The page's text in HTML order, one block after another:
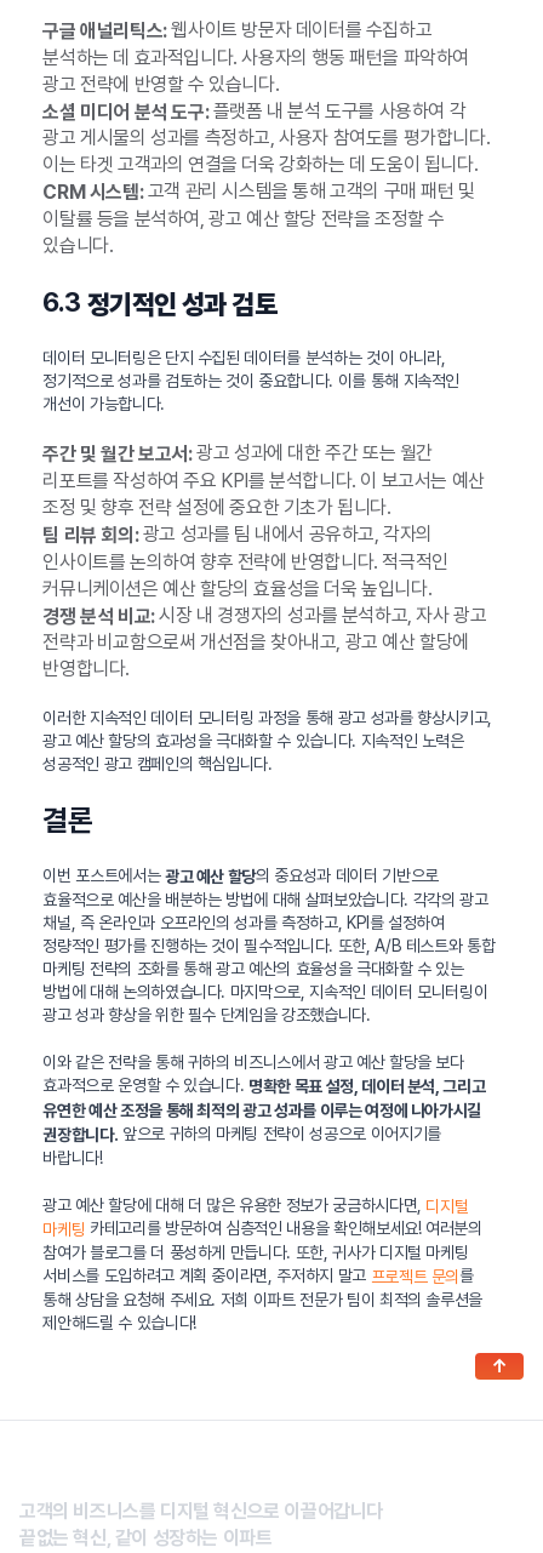
구글 애널리틱스:웹사이트 방문자 데이터를 수집하고
분석하는 데 효과적입니다. 사용자의 행동 패턴을 파악하여
광고 전략에 반영할 수 있습니다.
소셜 미디어 분석 도구:플랫폼 내 분석 도구를 사용하여 각
광고 게시물의 성과를 측정하고, 사용자 참여도를 평가합니다.
이는 타겟 고객과의 연결을 더욱 강화하는 데 도움이 됩니다.
CRM 시스템:고객 관리 시스템을 통해 고객의 구매 패턴 및
이탈률 등을 분석하여, 광고 예산 할당 전략을 조정할 수
있습니다.
6.3 정기적인 성과 검토
데이터 모니터링은 단지 수집된 데이터를 분석하는 것이 아니라,
정기적으로 성과를 검토하는 것이 중요합니다. 이를 통해 지속적인
개선이 가능합니다.
주간 및 월간 보고서:광고 성과에 대한 주간 또는 월간
리포트를 작성하여 주요 KPI를 분석합니다. 이 보고서는 예산
조정 및 향후 전략 설정에 중요한 기초가 됩니다.
팀 리뷰 회의:광고 성과를 팀 내에서 공유하고, 각자의
인사이트를 논의하여 향후 전략에 반영합니다. 적극적인
커뮤니케이션은 예산 할당의 효율성을 더욱 높입니다.
경쟁 분석 비교:시장 내 경쟁자의 성과를 분석하고, 자사 광고
전략과 비교함으로써 개선점을 찾아내고, 광고 예산 할당에
반영합니다.
이러한 지속적인 데이터 모니터링 과정을 통해 광고 성과를 향상시키고,
광고 예산 할당의 효과성을 극대화할 수 있습니다. 지속적인 노력은
성공적인 광고 캠페인의 핵심입니다.
결론
이번 포스트에서는광고 예산 할당의 중요성과 데이터 기반으로
효율적으로 예산을 배분하는 방법에 대해 살펴보았습니다. 각각의 광고
채널, 즉 온라인과 오프라인의 성과를 측정하고, KPI를 설정하여
정량적인 평가를 진행하는 것이 필수적입니다. 또한, A/B 테스트와 통합
마케팅 전략의 조화를 통해 광고 예산의 효율성을 극대화할 수 있는
방법에 대해 논의하였습니다. 마지막으로, 지속적인 데이터 모니터링이
광고 성과 향상을 위한 필수 단계임을 강조했습니다.
이와 같은 전략을 통해 귀하의 비즈니스에서 광고 예산 할당을 보다
효과적으로 운영할 수 있습니다. 명확한 목표 설정, 데이터 분석, 그리고
유연한 예산 조정을 통해 최적의 광고 성과를 이루는 여정에 나아가시길
권장합니다. 앞으로 귀하의 마케팅 전략이 성공으로 이어지기를
바랍니다!
광고 예산 할당에 대해 더 많은 유용한 정보가 궁금하시다면, 디지털
마케팅 카테고리를 방문하여 심층적인 내용을 확인해보세요! 여러분의
참여가 블로그를 더 풍성하게 만듭니다. 또한, 귀사가 디지털 마케팅
서비스를 도입하려고 계획 중이라면, 주저하지 말고 프로젝트 문의 를
통해 상담을 요청해 주세요. 저희 이파트 전문가 팀이 최적의 솔루션을
제안해드릴 수 있습니다!
고객의 비즈니스를 디지털 혁신으로 이끌어갑니다
끝없는 혁신, 같이 성장하는 이파트
↑